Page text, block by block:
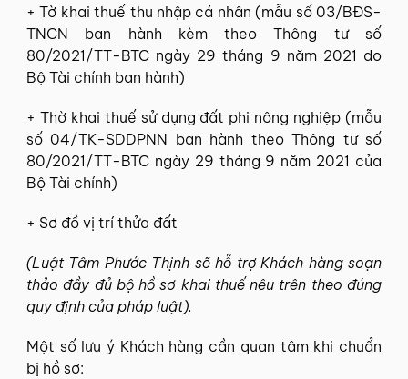
+ Tờ khai thuế thu nhập cá nhân (mẫu số 03/BĐS-
TNCN ban hành kèm theo Thông tư số
80/2021/TT-BTC ngày 29 tháng 9 năm 2021 do
Bộ Tài chính ban hành)
+ Thờ khai thuế sử dụng đất phi nông nghiệp (mẫu
số 04/TK-SDDPNN ban hành theo Thông tư số
80/2021/TT-BTC ngày 29 tháng 9 năm 2021 của
Bộ Tài chính)
+ Sơ đồ vị trí thửa đất
(Luật Tâm Phước Thịnh sẽ hỗ trợ Khách hàng soạn
thảo đầy đủ bộ hồ sơ khai thuế nêu trên theo đúng
quy định của pháp luật).
Một số lưu ý Khách hàng cần quan tâm khi chuẩn
bị hồ sơ: